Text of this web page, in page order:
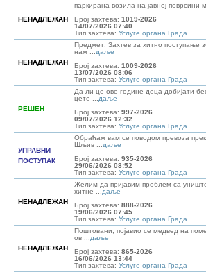
НЕНАДЛЕЖАН
паркирана возила на јавној поврсини
Број захтева: 1019-2026
14/07/2026 07:40
Тип захтева: Услуге органа Града
НЕНАДЛЕЖАН
Предмет: Захтев за хитно поступање
нам ... даље
Број захтева: 1009-2026
13/07/2026 08:06
Тип захтева: Услуге органа Града
РЕШЕН
Да ли це ове године деца добијати
цете ... даље
Број захтева: 997-2026
09/07/2026 12:32
Тип захтева: Услуге органа Града
УПРАВНИ
ПОСТУПАК
Обраћам вам се поводом превоза
Шљив ... даље
Број захтева: 935-2026
29/06/2026 08:52
Тип захтева: Услуге органа Града
НЕНАДЛЕЖАН
Желим да пријавим проблем са
хитне ... даље
Број захтева: 888-2026
19/06/2026 07:45
Тип захтева: Услуге органа Града
НЕНАДЛЕЖАН
Поштовани, појавио се медвед на
ов ... даље
Број захтева: 865-2026
16/06/2026 13:44
Тип захтева: Услуге органа Града